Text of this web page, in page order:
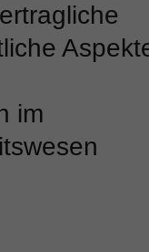
im